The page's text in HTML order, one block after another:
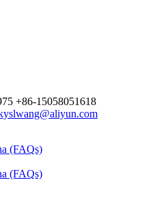
+86-15058051618
(FAQs)
(FAQs)